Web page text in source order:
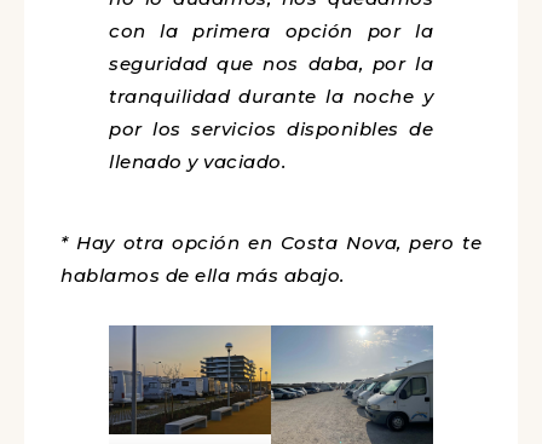
con la primera opción por la
seguridad que nos daba, por la
tranquilidad durante la noche y
por los servicios disponibles de
llenado y vaciado.
* Hay otra opción en Costa Nova, pero te
hablamos de ella más abajo.